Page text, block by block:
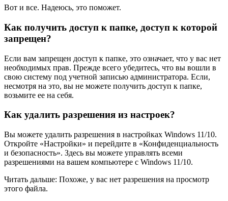
Вот и все. Надеюсь, это поможет.
Как получить доступ к папке, доступ к которой
запрещен?
Если вам запрещен доступ к папке, это означает, что у вас нет
необходимых прав. Прежде всего убедитесь, что вы вошли в
свою систему под учетной записью администратора. Если,
несмотря на это, вы не можете получить доступ к папке,
возьмите ее на себя.
Как удалить разрешения из настроек?
Вы можете удалить разрешения в настройках Windows 11/10.
Откройте «Настройки» и перейдите в «Конфиденциальность
и безопасность». Здесь вы можете управлять всеми
разрешениями на вашем компьютере с Windows 11/10.
Читать дальше: Похоже, у вас нет разрешения на просмотр
этого файла.